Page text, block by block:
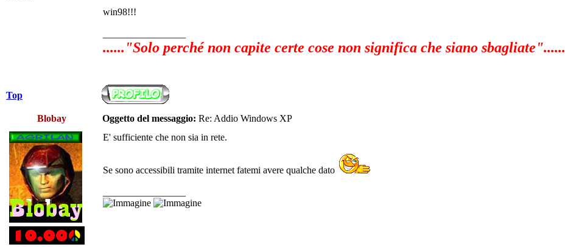
win98!!!
......"Solo perché non capite certe cose non significa che siano sbagliate"......
Top
Blobay Oggetto del messaggio: Re: Addio Windows XP
E' sufficiente che non sia in rete.
Se sono accessibili tramite internet fatemi avere qualche dato